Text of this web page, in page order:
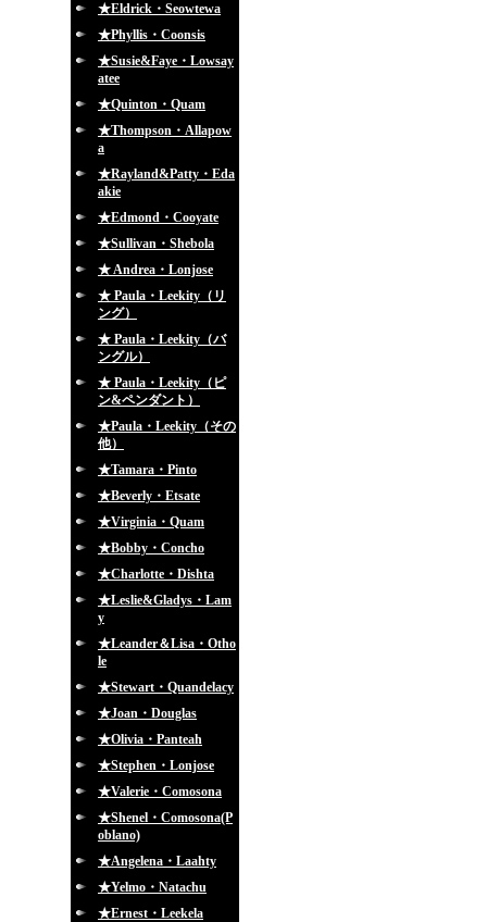
★Eldrick・Seowtewa
★Phyllis・Coonsis
★Susie&Faye・Lowsay
atee
★Quinton・Quam
★Thompson・Allapow
a
★Rayland&Patty・Eda
akie
★Edmond・Cooyate
★Sullivan・Shebola
★ Andrea・Lonjose
★ Paula・Leekity（リ
ング）
★ Paula・Leekity（バ
ングル）
★ Paula・Leekity（ピ
ン&ペンダント）
★Paula・Leekity（その
他）
★Tamara・Pinto
★Beverly・Etsate
★Virginia・Quam
★Bobby・Concho
★Charlotte・Dishta
★Leslie&Gladys・Lam
y
★Leander＆Lisa・Otho
le
★Stewart・Quandelacy
★Joan・Douglas
★Olivia・Panteah
★Stephen・Lonjose
★Valerie・Comosona
★Shenel・Comosona(P
oblano)
★Angelena・Laahty
★Yelmo・Natachu
★Ernest・Leekela